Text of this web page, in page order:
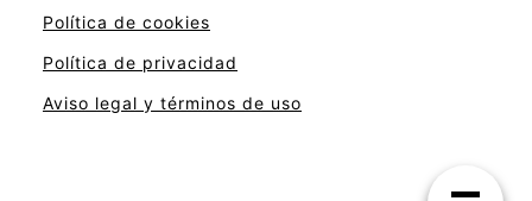
Política de cookies
Política de privacidad
Aviso legal y términos de uso